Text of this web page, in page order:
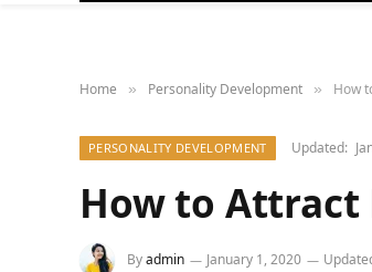
Home » Personality Development » How
PERSONALITY DEVELOPMENT Updated:
How to Attract
Byadmin January 1, 2020